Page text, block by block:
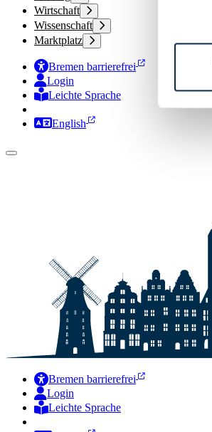
Wirtschaft
Wissenschaft
Marktplatz
Bremen barrierefrei
Login
Leichte Sprache
Zur Deutschen Gebärdensprache
English
Bremen barrierefrei
Login
Leichte Sprache